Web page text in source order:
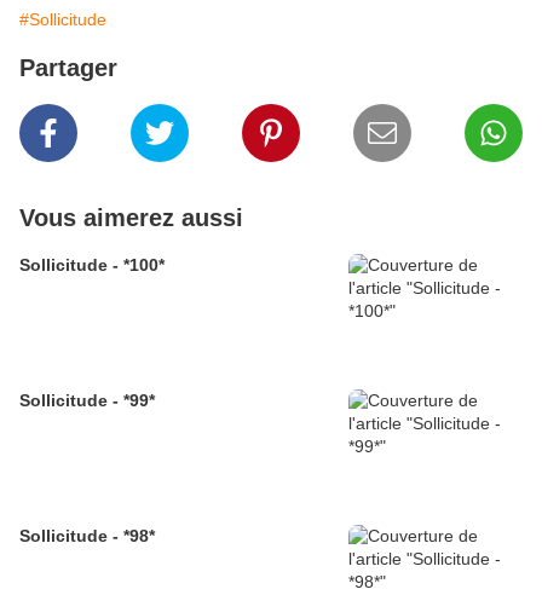
#Sollicitude
Partager
Vous aimerez aussi
Sollicitude - *100*
Sollicitude - *99*
Sollicitude - *98*